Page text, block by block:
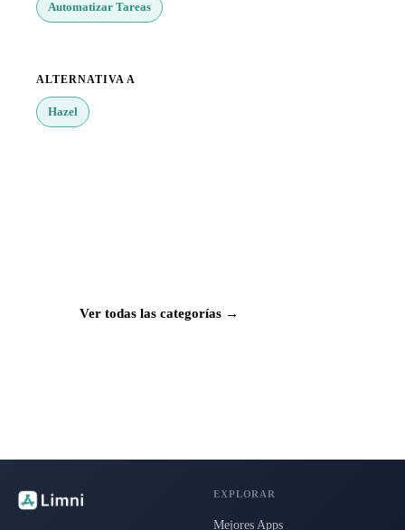
Automatizar Tareas
ALTERNATIVA A
Hazel
Ver todas las categorías →
EXPLORAR
Mejores Apps